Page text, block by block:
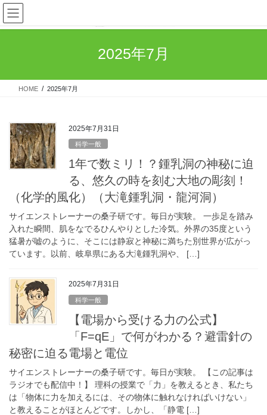
コ
ン
テ
ス
ナ
ビ
ゲ
ン
2025年7月
HOME 2025年7月
2025年7月31日
科学一般
1年で数ミリ！？鍾乳洞の神秘に迫
る、悠久の時を刻む大地の彫刻！
（化学的風化）（大滝鍾乳洞・龍河洞）
サイエンストレーナーの桑子研です。毎日が実験。 一歩足を踏み
入れた瞬間、肌をなでるひんやりとした冷気。外界の35度という
猛暑が嘘のように、そこには静寂と神秘に満ちた別世界が広がっ
ています。以前、岐阜県にある大滝鍾乳洞や、 […]
2025年7月31日
科学一般
【電場から受ける力の公式】
「F=qE」で何がわかる？避雷針の
秘密に迫る電場と電位
サイエンストレーナーの桑子研です。毎日が実験。 【この記事は
ラジオでも配信中！】 理科の授業で「力」を教えるとき、私たち
は「物体に力を加えるには、その物体に触れなければいけない」
と教えることがほとんどです。しかし、「静電 […]